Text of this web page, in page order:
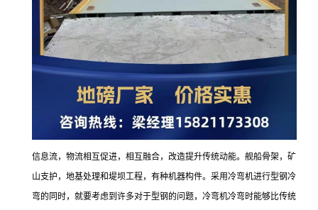
信息流，物流相互促进，相互融合，改造提升传统动能。舰船骨架，矿
山支护，地基处理和堤坝工程，有种机器构件。采用冷弯机进行型钢冷
弯的同时，就要考虑到许多对于型钢的问题，冷弯机冷弯时能够比传统